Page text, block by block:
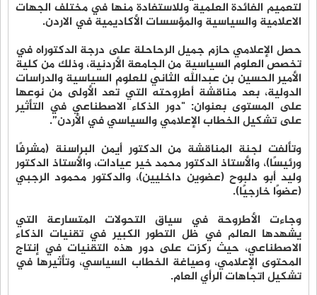
لتعميم الفائدة العلمية وللاستفادة منها في مختلف الجهات
الاعلامية والسياسية والمؤسسات الأكاديمية في الاردن.
حصل الإعلامي حازم جميل الرحاحلة على درجة الدكتوراه في
تخصص العلوم السياسية من الجامعة الأردنية، وذلك من كلية
الأمير الحسين بن عبدالله الثاني للعلوم السياسية والدراسات
الدولية، بعد مناقشة أطروحته التي تُعد الأولى من نوعها
على المستوى بعنوان: "دور الذكاء الاصطناعي في التأثير
على تشكيل الخطاب الإعلامي والسياسي في الأردن”.
وتألفت لجنة المناقشة من الدكتور أيمن البراسنة (مشرفًا
ورئيسًا)، والأستاذ الدكتور محمد خير عيادات، والأستاذ الدكتور
وليد أبو دلبوح (عضوين داخليين)، والدكتور محمود الرجبي
(عضوًا خارجيًا).
وجاءت الأطروحة في سياق التحولات المتسارعة التي
يشهدها العالم في ظل التطور الكبير في تقنيات الذكاء
الاصطناعي، حيث ركزت على دور هذه التقنيات في إنتاج
المحتوى الإعلامي، وصياغة الخطاب السياسي، وتأثيرها في
تشكيل اتجاهات الرأي العام.